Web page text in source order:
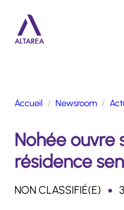
ACTIVITÉS
ENGAGEMENTS
TALENTS
FINANCE
Accueil Newsroom
Nohée ouvre
résidence
NON CLASSIFIÉ(E)